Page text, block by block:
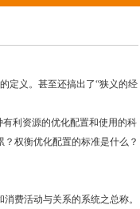
定义。甚至还搞出了“狭义的经
利资源的优化配置和使用的科
权衡优化配置的标准是什么？
费活动与关系的系统之总称。